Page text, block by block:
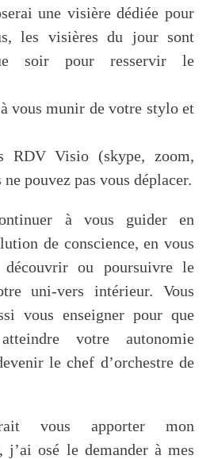
une visière dédiée pour
les visières du jour sont
soir pour resservir le
vous munir de votre stylo et
RDV Visio (skype, zoom,
pouvez pas vous déplacer.
à vous guider en
de conscience, en vous
découvrir ou poursuivre le
uni-vers intérieur. Vous
vous enseigner pour que
votre autonomie
le chef d’orchestre de
vous apporter mon
j’ai osé le demander à mes